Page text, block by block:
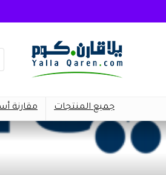
جميع المنتجات مقارنة